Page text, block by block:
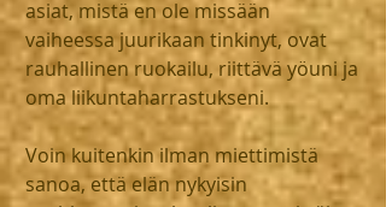
asiat, mistä en ole missään
vaiheessa juurikaan tinkinyt, ovat
rauhallinen ruokailu, riittävä yöuni ja
oma liikuntaharrastukseni.
Voin kuitenkin ilman miettimistä
sanoa, että elän nykyisin